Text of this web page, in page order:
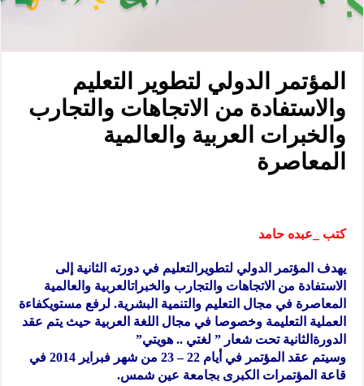
المؤتمر الدولي لتطوير التعليم
والاستفادة من الاتجاهات والتجارب
والخبرات العربية والعالمية
المعاصرة
كتب _عبده حامد
يهدف المؤتمر الدولي لتطوير التعليم في دورته الثانية إلى
الاستفادة من الاتجاهات والتجارب والخبراتالعربية والعالمية
المعاصرة في مجال التعليم والتنمية البشرية. لرفع مستويكفاءة
العملية التعليمة وخصوصا في مجال اللغة العربية حيث يتم عقد
الدورة الثانية تحت شعار ” لغتي .. هويتي”
وسيتم عقد المؤتمر في أيام 22 – 23 من شهر فبراير 2014 في
قاعة المؤتمرات الكبرى بجامعة عين شمس.